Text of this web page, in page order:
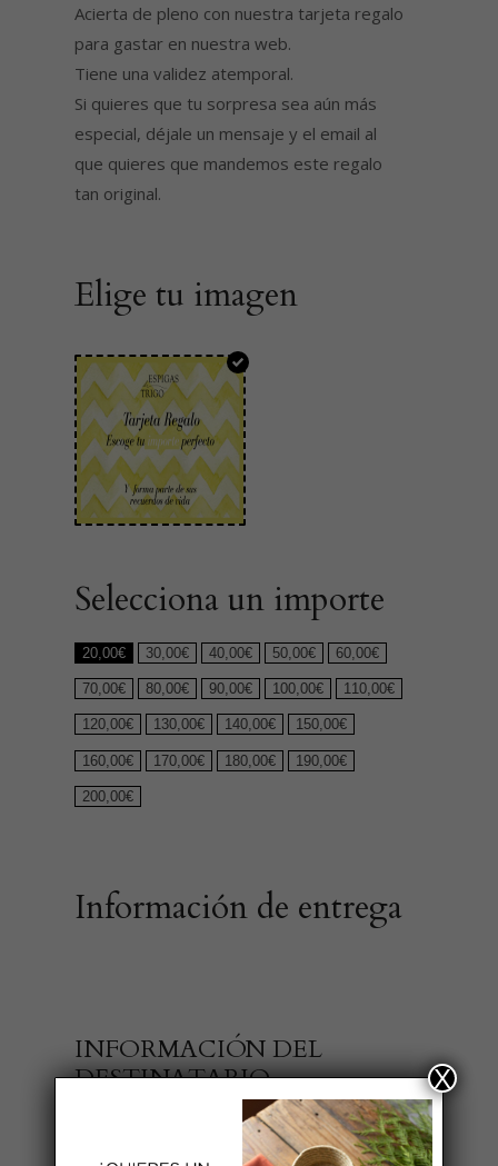
Acierta de pleno con nuestra tarjeta regalo
para gastar en nuestra web.
Tiene una validez atemporal.
Si quieres que tu sorpresa sea aún más
especial, déjale un mensaje y el email al
que quieres que mandemos este regalo
tan original.
Elige tu imagen
Selecciona un importe
20,00€ 30,00€ 40,00€ 50,00€ 60,00€
70,00€ 80,00€ 90,00€ 100,00€ 110,00€
120,00€ 130,00€ 140,00€ 150,00€
160,00€ 170,00€ 180,00€ 190,00€
200,00€
Información de entrega
INFORMACIÓN DEL
DESTINATARIO
X